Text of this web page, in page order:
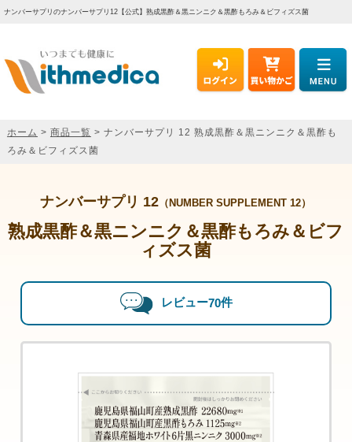
ナンバーサプリのナンバーサプリ12【公式】熟成黒酢＆黒ニンニク＆黒酢もろみ＆ビフィズス菌
ホーム > 商品一覧 > ナンバーサプリ 12 熟成黒酢＆黒ニンニク＆黒酢も
ろみ＆ビフィズス菌
ナンバーサプリ 12 （NUMBER SUPPLEMENT 12）
熟成黒酢＆黒ニンニク＆黒酢もろみ＆ビフ
ィズス菌
レビュー70件